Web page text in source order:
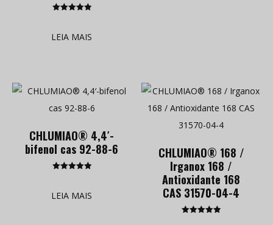
de 5
LEIA MAIS
CHLUMIAO® 4,4′-
bifenol cas 92-88-6
de 5
LEIA MAIS
CHLUMIAO® 168 /
Irganox 168 /
Antioxidante 168
CAS 31570-04-4